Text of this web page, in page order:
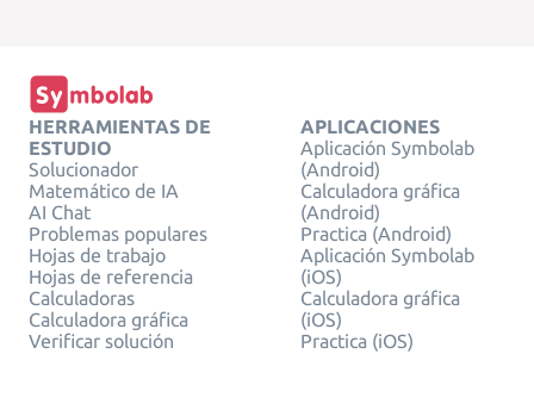
HERRAMIENTAS DE
ESTUDIO
Solucionador
Matemático de IA
AI Chat
Problemas populares
Hojas de trabajo
Hojas de referencia
Calculadoras
Calculadora gráfica
Verificar solución
APLICACIONES
Aplicación Symbolab
(Android)
Calculadora gráfica
(Android)
Practica (Android)
Aplicación Symbolab
(iOS)
Calculadora gráfica
(iOS)
Practica (iOS)